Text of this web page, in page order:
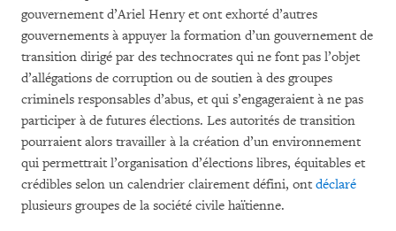
gouvernement d’Ariel Henry et ont exhorté d’autres
gouvernements à appuyer la formation d’un gouvernement de
transition dirigé par des technocrates qui ne font pas l’objet
d’allégations de corruption ou de soutien à des groupes
criminels responsables d’abus, et qui s’engageraient à ne pas
participer à de futures élections. Les autorités de transition
pourraient alors travailler à la création d’un environnement
qui permettrait l’organisation d’élections libres, équitables et
crédibles selon un calendrier clairement défini, ont déclaré
plusieurs groupes de la société civile haïtienne.